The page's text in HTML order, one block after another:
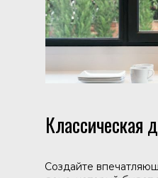
Создайте
Классическая